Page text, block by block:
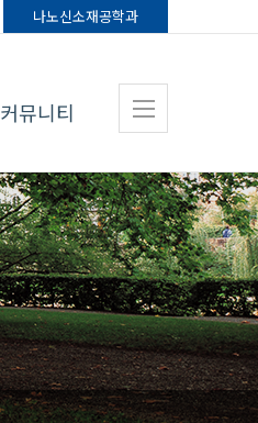
나노신소재공학과
커뮤니티